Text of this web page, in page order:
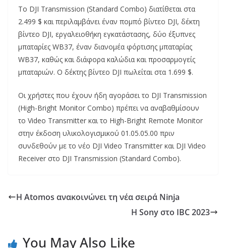
Το DJI Transmission (Standard Combo) διατίθεται στα
2.499 $ και περιλαμβάνει έναν πομπό βίντεο DJI, δέκτη
βίντεο DJI, εργαλειοθήκη εγκατάστασης, δύο έξυπνες
μπαταρίες WB37, έναν διανομέα φόρτισης μπαταρίας
WB37, καθώς και διάφορα καλώδια και προσαρμογείς
μπαταριών. Ο δέκτης βίντεο DJI πωλείται στα 1.699 $.
Οι χρήστες που έχουν ήδη αγοράσει το DJI Transmission
(High-Bright Monitor Combo) πρέπει να αναβαθμίσουν
το Video Transmitter και το High-Bright Remote Monitor
στην έκδοση υλικολογισμικού 01.05.05.00 πριν
συνδεθούν με το νέο DJI Video Transmitter και DJI Video
Receiver στο DJI Transmission (Standard Combo).
Η Atomos ανακοινώνει τη νέα σειρά Ninja
Η Sony στο IBC 2023
You May Also Like